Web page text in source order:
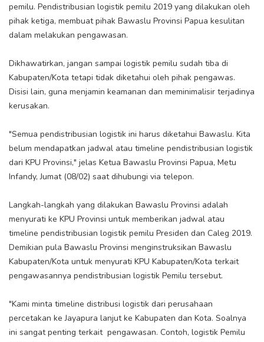
pemilu. Pendistribusian logistik pemilu 2019 yang dilakukan oleh
pihak ketiga, membuat pihak Bawaslu Provinsi Papua kesulitan
dalam melakukan pengawasan.
Dikhawatirkan, jangan sampai logistik pemilu sudah tiba di
Kabupaten/Kota tetapi tidak diketahui oleh pihak pengawas.
Disisi lain, guna menjamin keamanan dan meminimalisir terjadinya
kerusakan.
"Semua pendistribusian logistik ini harus diketahui Bawaslu. Kita
belum mendapatkan jadwal atau timeline pendistribusian logistik
dari KPU Provinsi," jelas Ketua Bawaslu Provinsi Papua, Metu
Infandy, Jumat (08/02) saat dihubungi via telepon.
Langkah-langkah yang dilakukan Bawaslu Provinsi adalah
menyurati ke KPU Provinsi untuk memberikan jadwal atau
timeline pendistribusian logistik pemilu Presiden dan Caleg 2019.
Demikian pula Bawaslu Provinsi menginstruksikan Bawaslu
Kabupaten/Kota untuk menyurati KPU Kabupaten/Kota terkait
pengawasannya pendistribusian logistik Pemilu tersebut.
"Kami minta timeline distribusi logistik dari perusahaan
percetakan ke Jayapura lanjut ke Kabupaten dan Kota. Soalnya
ini sangat penting terkait pengawasan. Contoh, logistik Pemilu